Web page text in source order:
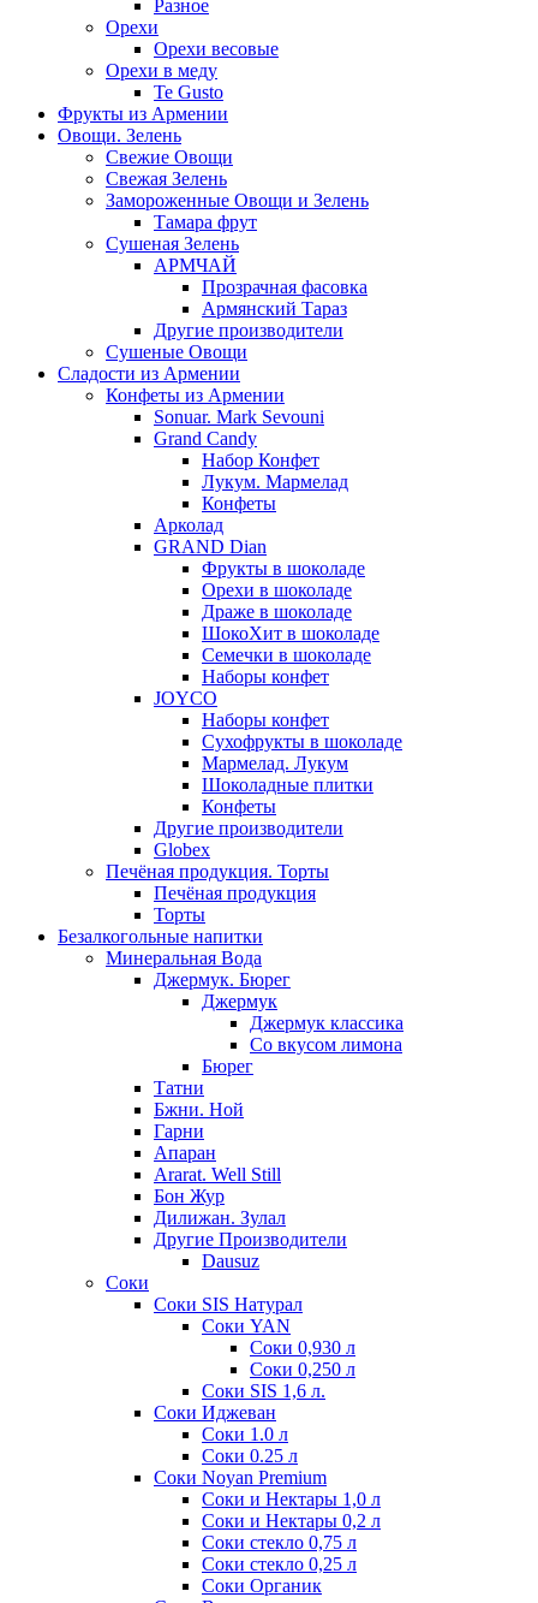
Разное
Орехи
Орехи весовые
Орехи в меду
Te Gusto
Фрукты из Армении
Овощи. Зелень
Свежие Овощи
Свежая Зелень
Замороженные Овощи и Зелень
Тамара фрут
Сушеная Зелень
АРМЧАЙ
Прозрачная фасовка
Армянский Тараз
Другие производители
Сушеные Овощи
Сладости из Армении
Конфеты из Армении
Sonuar. Mark Sevouni
Grand Candy
Набор Конфет
Лукум. Мармелад
Конфеты
Арколад
GRAND Dian
Фрукты в шоколаде
Орехи в шоколаде
Драже в шоколаде
ШокоХит в шоколаде
Семечки в шоколаде
Наборы конфет
JOYCO
Наборы конфет
Сухофрукты в шоколаде
Мармелад. Лукум
Шоколадные плитки
Конфеты
Другие производители
Globex
Печёная продукция. Торты
Печёная продукция
Торты
Безалкогольные напитки
Минеральная Вода
Джермук. Бюрег
Джермук
Джермук классика
Со вкусом лимона
Бюрег
Татни
Бжни. Ной
Гарни
Апаран
Ararat. Well Still
Бон Жур
Дилижан. Зулал
Другие Производители
Dausuz
Соки
Соки SIS Натурал
Соки YAN
Соки 0,930 л
Соки 0,250 л
Соки SIS 1,6 л.
Соки Иджеван
Соки 1.0 л
Соки 0.25 л
Соки Noyan Premium
Соки и Нектары 1,0 л
Соки и Нектары 0,2 л
Соки стекло 0,75 л
Соки стекло 0,25 л
Соки Органик